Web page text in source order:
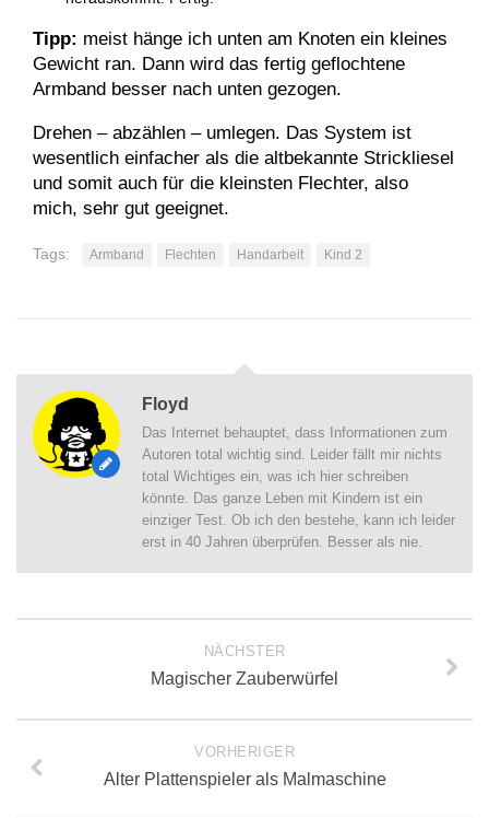
Tipp: meist hänge ich unten am Knoten ein kleines
Gewicht ran. Dann wird das fertig geflochtene
Armband besser nach unten gezogen.
Drehen – abzählen – umlegen. Das System ist
wesentlich einfacher als die altbekannte Strickliesel
und somit auch für die kleinsten Flechter, also
mich, sehr gut geeignet.
Tags: Armband Flechten Handarbeit Kind 2
Floyd
Das Internet behauptet, dass Informationen zum
Autoren total wichtig sind. Leider fällt mir nichts
total Wichtiges ein, was ich hier schreiben
könnte. Das ganze Leben mit Kindern ist ein
einziger Test. Ob ich den bestehe, kann ich leider
erst in 40 Jahren überprüfen. Besser als nie.
NÄCHSTER
Magischer Zauberwürfel
VORHERIGER
Alter Plattenspieler als Malmaschine